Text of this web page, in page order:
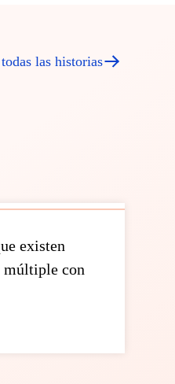
las historias
existen
múltiple con